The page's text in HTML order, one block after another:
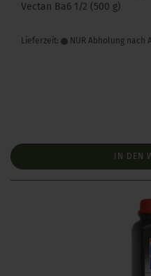
Vectan Ba6 1/2 (500 g)
Lieferzeit: NUR Abholung nach
IN DEN